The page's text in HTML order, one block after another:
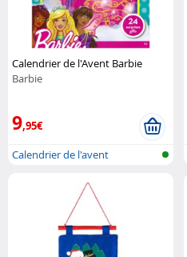
Calendrier de l'Avent Barbie
Barbie
9,95€
Calendrier de l'avent